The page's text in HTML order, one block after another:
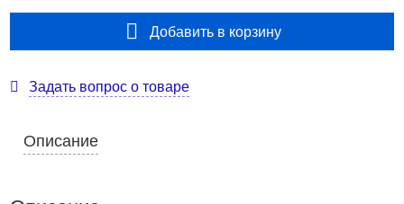
Добавить в корзину
Задать вопрос о товаре
Описание